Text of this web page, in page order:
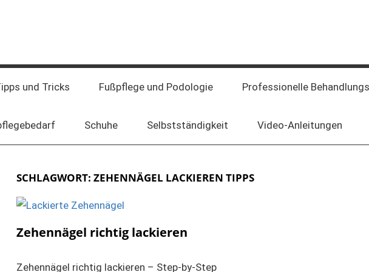
und Tricks Fußpflege und Podologie Professionelle
Schuhe Selbstständigkeit Video-Anleitungen
SCHLAGWORT: ZEHENNÄGEL LACKIEREN TIPPS
Zehennägel richtig lackieren
Zehennägel richtig lackieren – Step-by-Step